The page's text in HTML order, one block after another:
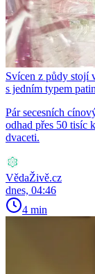
Svícen z půdy stojí
s jedním typem
Pár secesních
odhad přes 50 tisíc
dvaceti.
VědaŽivě.cz
dnes, 04:46
4 min